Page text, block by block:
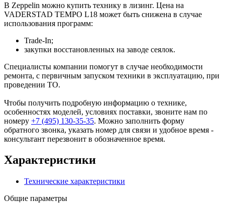
В Zeppelin можно купить технику в лизинг. Цена на
VADERSTAD TEMPO L18 может быть снижена в случае
использования программ:
Trade-In;
закупки восстановленных на заводе сеялок.
Специалисты компании помогут в случае необходимости
ремонта, с первичным запуском техники в эксплуатацию, при
проведении ТО.
Чтобы получить подробную информацию о технике,
особенностях моделей, условиях поставки, звоните нам по
номеру +7 (495) 130-35-35. Можно заполнить форму
обратного звонка, указать номер для связи и удобное время -
консультант перезвонит в обозначенное время.
Характеристики
Технические характеристики
Общие параметры